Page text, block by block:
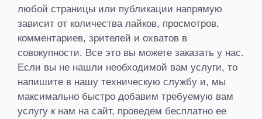
любой страницы или публикации напрямую
зависит от количества лайков, просмотров,
комментариев, зрителей и охватов в
совокупности. Все это вы можете заказать у нас.
Если вы не нашли необходимой вам услуги, то
напишите в нашу техническую службу и, мы
максимально быстро добавим требуемую вам
услугу к нам на сайт, проведем бесплатно ее